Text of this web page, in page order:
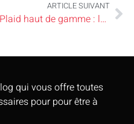
ARTICLE SUIVANT
Plaid haut de gamme : le secret cosy pour sublimer votre intérieur
qui vous offre toutes
pour pour être à